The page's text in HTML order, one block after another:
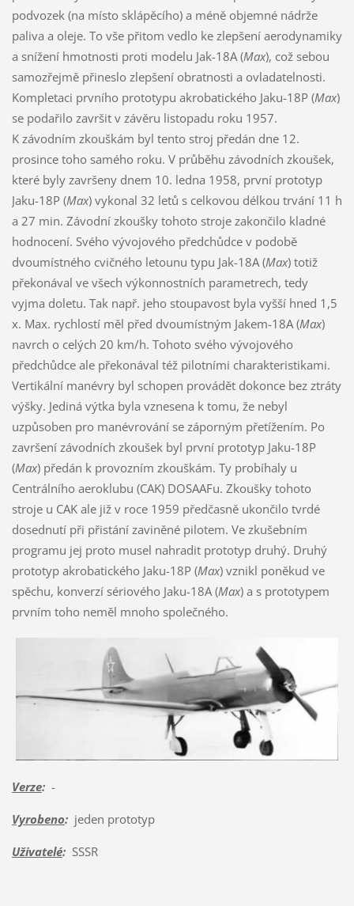
podvozek (na místo sklápěcího) a méně objemné nádrže
paliva a oleje. To vše přitom vedlo ke zlepšení aerodynamiky
a snížení hmotnosti proti modelu Jak-18A (Max), což sebou
samozřejmě přineslo zlepšení obratnosti a ovladatelnosti.
Kompletaci prvního prototypu akrobatického Jaku-18P (Max)
se podařilo završit v závěru listopadu roku 1957.
K závodním zkouškám byl tento stroj předán dne 12.
prosince toho samého roku. V průběhu závodních zkoušek,
které byly završeny dnem 10. ledna 1958, první prototyp
Jaku-18P (Max) vykonal 32 letů s celkovou délkou trvání 11 h
a 27 min. Závodní zkoušky tohoto stroje zakončilo kladné
hodnocení. Svého vývojového předchůdce v podobě
dvoumístného cvičného letounu typu Jak-18A (Max) totiž
překonával ve všech výkonnostních parametrech, tedy
vyjma doletu. Tak např. jeho stoupavost byla vyšší hned 1,5
x. Max. rychlostí měl před dvoumístným Jakem-18A (Max)
navrch o celých 20 km/h. Tohoto svého vývojového
předchůdce ale překonával též pilotními charakteristikami.
Vertikální manévry byl schopen provádět dokonce bez ztráty
výšky. Jediná výtka byla vznesena k tomu, že nebyl
uzpůsoben pro manévrování se záporným přetížením. Po
završení závodních zkoušek byl první prototyp Jaku-18P
(Max) předán k provozním zkouškám. Ty probíhaly u
Centrálního aeroklubu (CAK) DOSAAFu. Zkoušky tohoto
stroje u CAK ale již v roce 1959 předčasně ukončilo tvrdé
dosednutí při přistání zaviněné pilotem. Ve zkušebním
programu jej proto musel nahradit prototyp druhý. Druhý
prototyp akrobatického Jaku-18P (Max) vznikl poněkud ve
spěchu, konverzí sériového Jaku-18A (Max) a s prototypem
prvním toho neměl mnoho společného.
Verze:-
Vyrobeno:jeden prototyp
Uživatelé:SSSR